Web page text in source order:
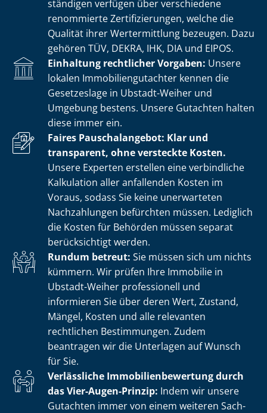
stän­di­gen verfügen über verschiedene
renommierte Zer­ti­fi­zie­run­gen, welche die
Qualität ihrer Wertermittlung bezeugen. Dazu
gehören TÜV, DEKRA, IHK, DIA und EIPOS.
Einhaltung rechtlicher Vorgaben: Unsere
lokalen Im­mo­bi­li­en­gut­ach­ter kennen die
Gesetzeslage in Ubstadt-Weiher und
Umgebung bestens. Unsere Gutachten halten
diese immer ein.
Faires Pauschalangebot: Klar und
transparent, ohne versteckte Kosten.
Unsere Experten erstellen eine verbindliche
Kalkulation aller anfallenden Kosten im
Voraus, sodass Sie keine unerwarteten
Nachzahlungen befürchten müssen. Lediglich
die Kosten für Behörden müssen separat
berücksichtigt werden.
Rundum betreut: Sie müssen sich um nichts
kümmern. Wir prüfen Ihre Immobilie in
Ubstadt-Weiher professionell und
informieren Sie über deren Wert, Zustand,
Mängel, Kosten und alle relevanten
rechtlichen Bestimmungen. Zudem
beantragen wir die Unterlagen auf Wunsch
für Sie.
Verlässliche Im­mo­bi­li­en­be­wer­tung durch
das Vier-Augen-Prinzip: Indem wir unsere
Gutachten immer von einem weiteren Sach­